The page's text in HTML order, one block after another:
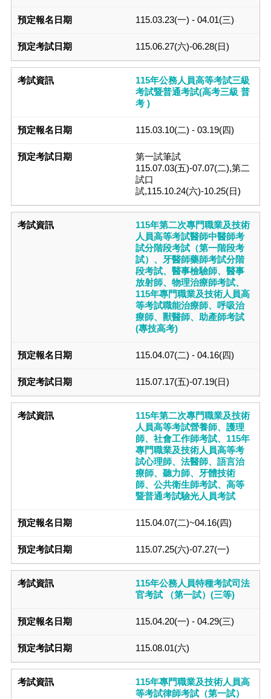
115.03.23(一) - 04.01(三)
115.06.27(六)-06.28(日)
115年公務人員高等考試三級
考試暨普通考試(高考三級 普
考 )
115.03.10(二) - 03.19(四)
第一試筆試
115.07.03(五)-07.07(二),第二
試口
試,115.10.24(六)-10.25(日)
115年第二次專門職業及技術
人員高等考試醫師中醫師考
試分階段考試（第一階段考
試）、牙醫師藥師考試分階
段考試、醫事檢驗師、醫事
放射師、物理治療師考試、
115年專門職業及技術人員高
等考試職能治療師、呼吸治
療師、獸醫師、助產師考試
(專技高考)
115.04.07(二) - 04.16(四)
115.07.17(五)-07.19(日)
115年第二次專門職業及技術
人員高等考試營養師、護理
師、社會工作師考試、115年
專門職業及技術人員高等考
試心理師、法醫師、語言治
療師、聽力師、牙體技術
師、公共衛生師考試、高等
暨普通考試驗光人員考試
115.04.07(二)~04.16(四)
115.07.25(六)-07.27(一)
115年公務人員特種考試司法
官考試 （第一試）(三等)
115.04.20(一) - 04.29(三)
115.08.01(六)
115年專門職業及技術人員高
等考試律師考試（第一試）